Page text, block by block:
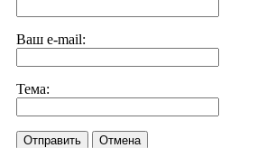
Ваш e-mail:
Тема:
Отправить Отмена